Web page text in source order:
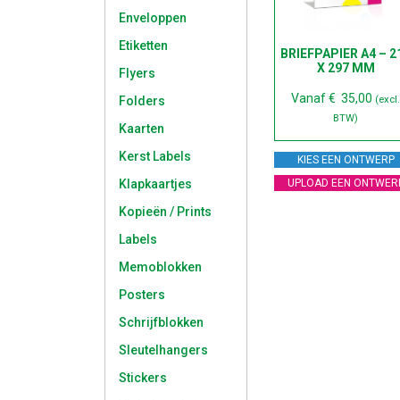
Enveloppen
Etiketten
Flyers
Folders
Kaarten
Kerst Labels
Klapkaartjes
Kopieën / Prints
Labels
Memoblokken
Posters
Schrijfblokken
Sleutelhangers
Stickers
BRIEFPAPIER A4 –
X 297 MM
Vanaf€ 35,00 (excl.
BTW)
KIES EEN ONTWERP
UPLOAD EEN